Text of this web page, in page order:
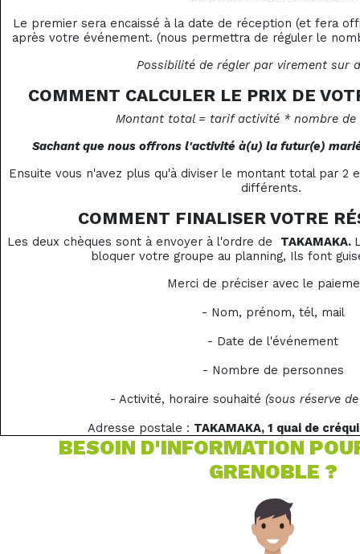
Le premier sera encaissé à la date de réception (et fera
après votre événement. (nous permettra de réguler le
Possibilité de régler par virement sur
COMMENT CALCULER LE PRIX DE
Montant total = tarif activité * nombre
Sachant que nous offrons l'activité à(u) la futur(e)
Ensuite vous n'avez plus qu'à diviser le montant total par 2
différents.
COMMENT FINALISER VOTRE
Les deux chèques sont à envoyer à l'ordre de TAKAMAKA.
bloquer votre groupe au planning, Ils font
Merci de préciser avec le
- Nom, prénom, tél, mail
- Date de l'événement
- Nombre de personnes
- Activité, horaire souhaité (sous réserve
Adresse postale : TAKAMAKA, 1 quai de
BESOIN D'INFORMATION
GRENOBLE ?